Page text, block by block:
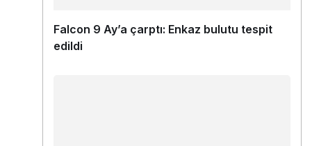
Falcon 9 Ay’a çarptı: Enkaz bulutu tespit
edildi